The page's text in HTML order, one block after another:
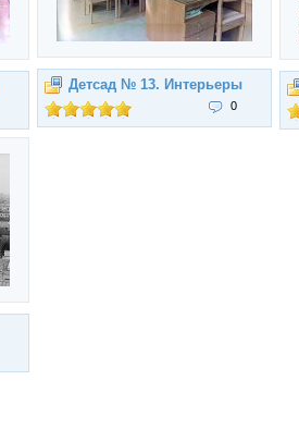
Детсад № 13. Интерьеры
0